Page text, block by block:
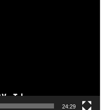
24:29